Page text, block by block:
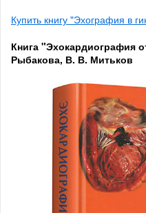
Купить книгу "Эхография в
Книга "Эхокардиография
Рыбакова, В. В. Митьков